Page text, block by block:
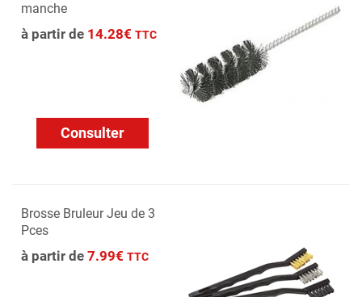
manche
à partir de 14.28€ TTC
Consulter
Brosse Bruleur Jeu de 3
Pces
à partir de 7.99€ TTC